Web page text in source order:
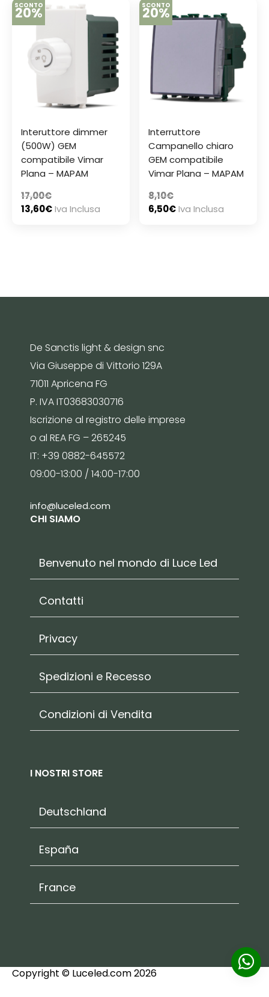
SCONTO
20%
Interuttore dimmer
(500W) GEM
compatibile Vimar
Plana – MAPAM
17,00€
13,60€Iva Inclusa
SCONTO
20%
Interruttore
Campanello chiaro
GEM compatibile
Vimar Plana – MAPAM
8,10€
6,50€Iva Inclusa
De Sanctis light & design snc
Via Giuseppe di Vittorio 129A
71011 Apricena FG
P. IVA IT03683030716
Iscrizione al registro delle imprese
o al REA FG – 265245
IT: +39 0882-645572
09:00-13:00 / 14:00-17:00
info@luceled.com
CHI SIAMO
Benvenuto nel mondo di Luce Led
Contatti
Privacy
Spedizioni e Recesso
Condizioni di Vendita
I NOSTRI STORE
Deutschland
España
France
Copyright © Luceled.com 2026